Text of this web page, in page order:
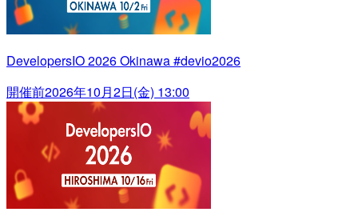
DevelopersIO 2026 Okinawa #devio2026
開催前2026年10月2日(金) 13:00